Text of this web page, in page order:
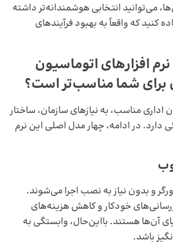
می‌توانید انتخابی هوشمندانه‌تر داشته
کنید که واقعاً به بهبود فرآیندهای
افزارهای اتوماسیون
برای شما مناسب‌تر است؟
اداری مناسب، به نیازهای سازمان، ساختار
دارد. در ادامه، چهار مدل اصلی این نرم‌
و بدون نیاز به نصب اجرا می‌شوند.
خودکار و کاهش هزینه‌های
آن‌ها هستند. بااین‌حال، وابستگی به
باشد.